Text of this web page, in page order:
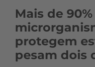
Mais de
protegem
pesam dois